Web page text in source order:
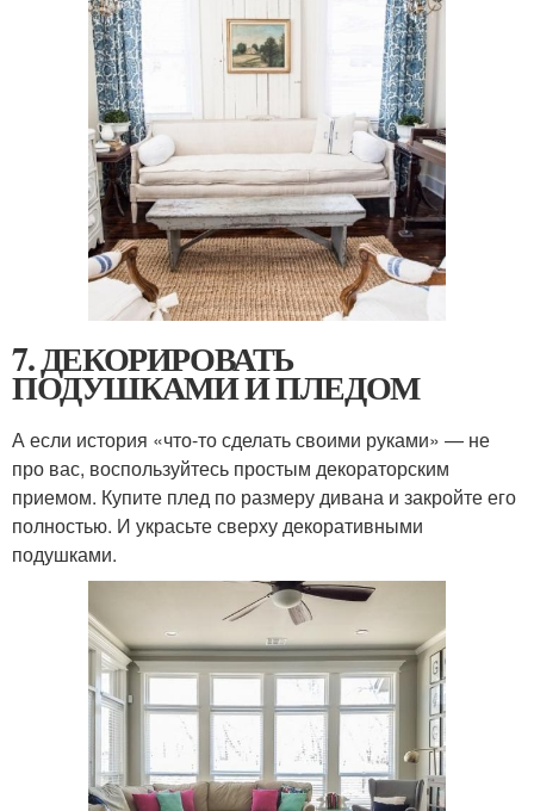
7. ДЕКОРИРОВАТЬ
ПОДУШКАМИ И ПЛЕДОМ
А если история «что-то сделать своими руками» — не
про вас, воспользуйтесь простым декораторским
приемом. Купите плед по размеру дивана и закройте его
полностью. И украсьте сверху декоративными
подушками.